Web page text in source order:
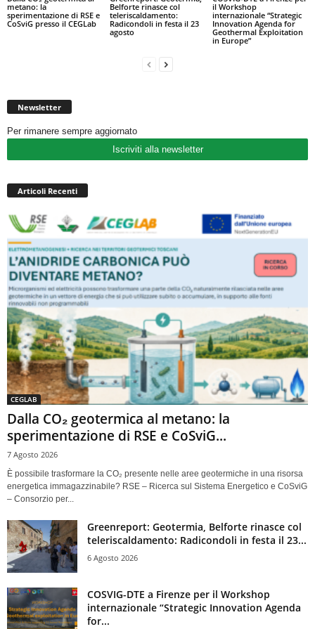
metano: la
sperimentazione di RSE e
CoSviG presso il CEGLab
Belforte rinasce col
teleriscaldamento:
Radicondoli in festa il 23
agosto
il Workshop
internazionale “Strategic
Innovation Agenda for
Geothermal Exploitation
in Europe”
Newsletter
Per rimanere sempre aggiornato
Iscriviti alla newsletter
Articoli Recenti
CEGLAB
Dalla CO₂ geotermica al metano: la
sperimentazione di RSE e CoSviG...
7 Agosto 2026
È possibile trasformare la CO₂ presente nelle aree geotermiche in una risorsa
energetica immagazzinabile? RSE – Ricerca sul Sistema Energetico e CoSviG
– Consorzio per...
Greenreport: Geotermia, Belforte rinasce col
teleriscaldamento: Radicondoli in festa il 23...
6 Agosto 2026
COSVIG-DTE a Firenze per il Workshop
internazionale “Strategic Innovation Agenda
for...